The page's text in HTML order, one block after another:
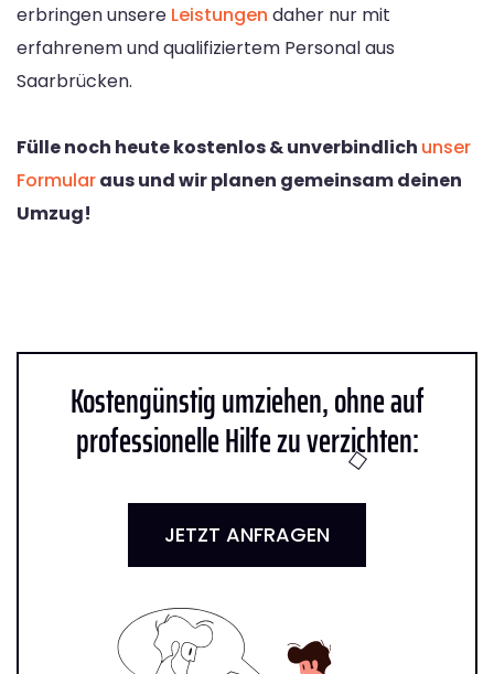
erbringen unsere Leistungen daher nur mit
erfahrenem und qualifiziertem Personal aus
Saarbrücken.
Fülle noch heute kostenlos & unverbindlich unser
Formularaus und wir planen gemeinsam deinen
Umzug!
Kostengünstig umziehen, ohne auf
professionelle Hilfe zu verzichten:
JETZT ANFRAGEN